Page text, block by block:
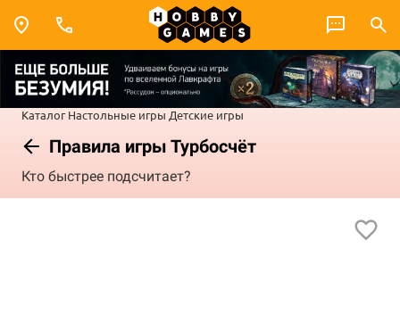
Каталог Настольные игры Детские игры
Правила игры Турбосчёт
Кто быстрее подсчитает?